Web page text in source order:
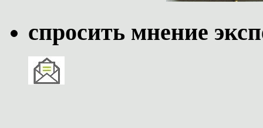
спросить мнение